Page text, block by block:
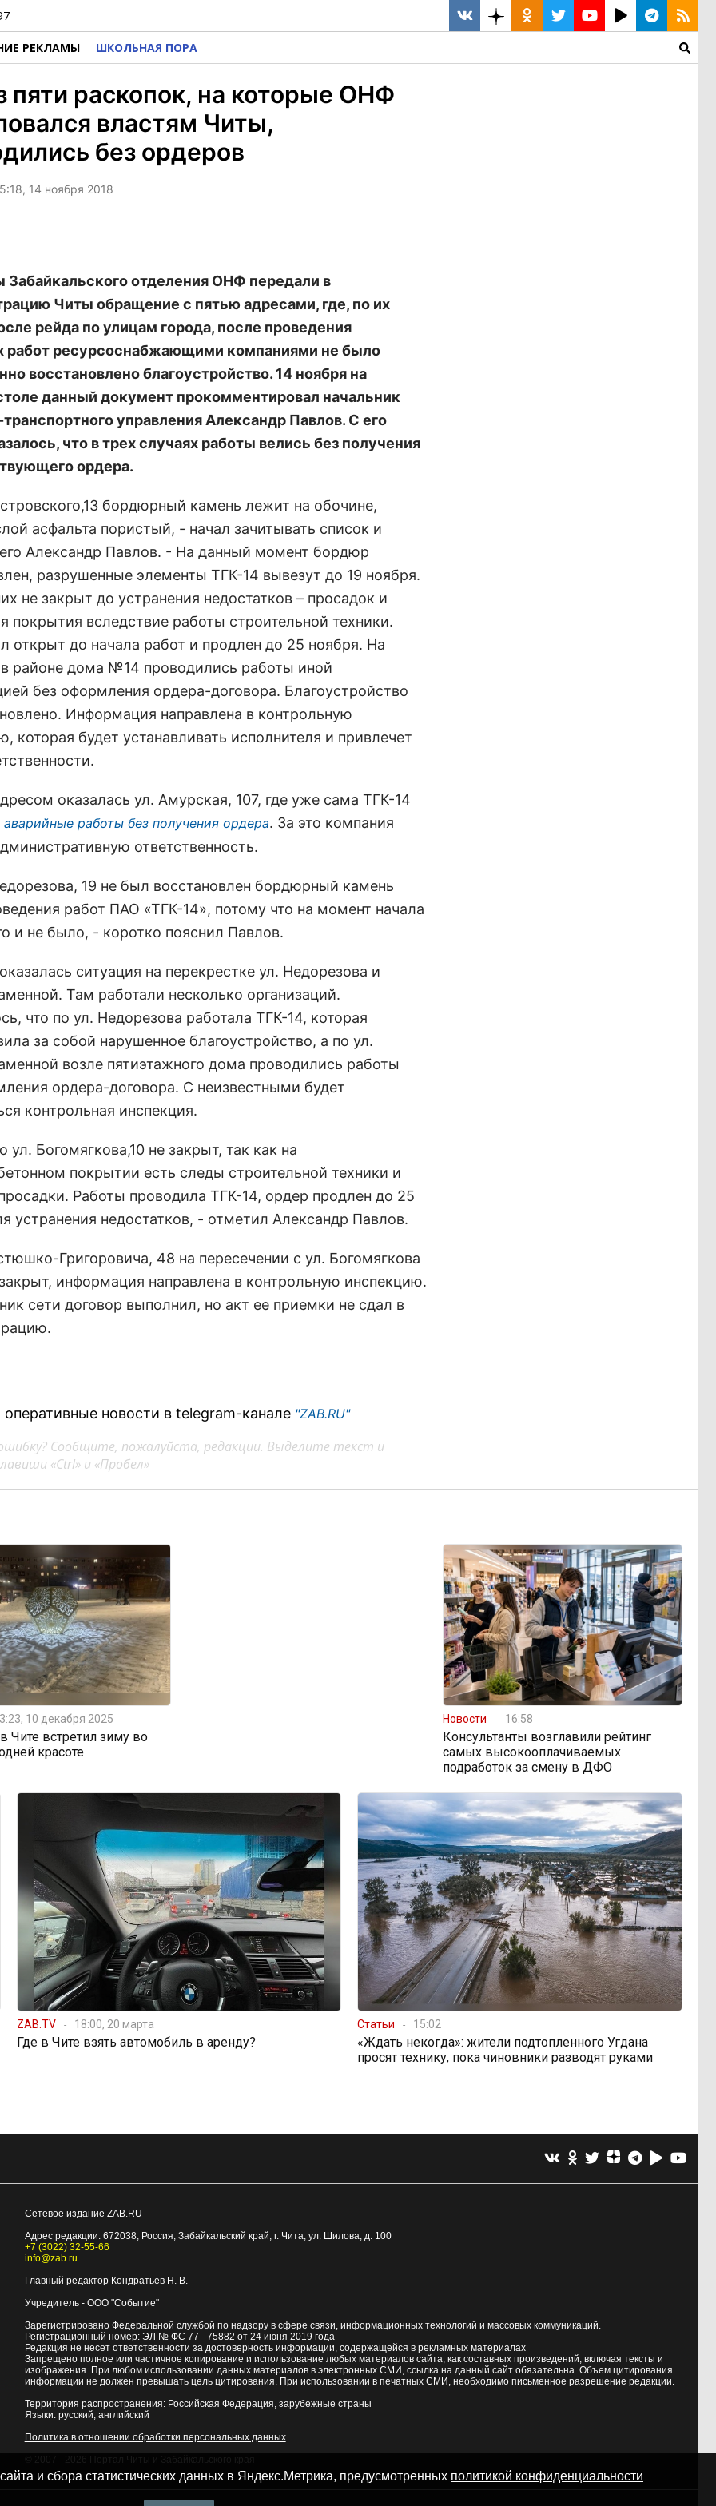
РЕКЛАМЫ ШКОЛЬНАЯ ПОРА
пяти раскопок, на которые ОНФ
властям Читы,
без ордеров
14 ноября 2018
Забайкальского отделения ОНФ передали в
Читы обращение с пятью адресами, где, по их
рейда по улицам города, после проведения
работ ресурсоснабжающими компаниями не было
восстановлено благоустройство. 14 ноября на
данный документ прокомментировал начальник
управления Александр Павлов. С его
что в трех случаях работы велись без получения
ордера.
бордюрный камень лежит на обочине,
асфальта пористый, - начал зачитывать список и
его Александр Павлов. - На данный момент бордюр
разрушенные элементы ТГК-14 вывезут до 19 ноября.
не закрыт до устранения недостатков – просадок и
покрытия вследствие работы строительной техники.
открыт до начала работ и продлен до 25 ноября. На
в районе дома №14 проводились работы иной
без оформления ордера-договора. Благоустройство
Информация направлена в контрольную
которая будет устанавливать исполнителя и привлечет
оказалась ул. Амурская, 107, где уже сама ТГК-14
работы без получения ордера. За это компания
ответственность.
19 не был восстановлен бордюрный камень
работ ПАО «ТГК-14», потому что на момент начала
и не было, - коротко пояснил Павлов.
ситуация на перекрестке ул. Недорезова и
Там работали несколько организаций.
что по ул. Недорезова работала ТГК-14, которая
за собой нарушенное благоустройство, а по ул.
возле пятиэтажного дома проводились работы
ордера-договора. С неизвестными будет
контрольная инспекция.
ул. Богомягкова,10 не закрыт, так как на
покрытии есть следы строительной техники и
Работы проводила ТГК-14, ордер продлен до 25
устранения недостатков, - отметил Александр Павлов.
Григоровича, 48 на пересечении с ул. Богомягкова
информация направлена в контрольную инспекцию.
сети договор выполнил, но акт ее приемки не сдал в
новости в telegram-канале "ZAB.RU"
Сообщите, пожалуйста, редакции. Выделите текст и
«Ctrl» и «Пробел»
10 декабря 2025
встретил зиму во
красоте
Новости 16:58
Консультанты возглавили рейтинг
самых высокооплачиваемых
подработок за смену в ДФО
ZAB.TV 18:00, 20 марта
Где в Чите взять автомобиль в аренду?
Статьи 15:02
«Ждать некогда»: жители подтопленного Угдана
просят технику, пока чиновники разводят руками
Сетевое издание ZAB.RU
Адрес редакции: 672038, Россия, Забайкальский край, г. Чита, ул. Шилова, д. 100
+7 (3022) 32-55-66
info@zab.ru
Главный редактор Кондратьев Н. В.
Учредитель - ООО "Событие"
Зарегистрировано Федеральной службой по надзору в сфере связи, информационных технологий и массовых коммуникаций.
Регистрационный номер: ЭЛ № ФС 77 - 75882 от 24 июня 2019 года
Редакция не несет ответственности за достоверность информации, содержащейся в рекламных материалах
Запрещено полное или частичное копирование и использование любых материалов сайта, как составных произведений, включая тексты и
изображения. При любом использовании данных материалов в электронных СМИ, ссылка на данный сайт обязательна. Объем цитирования
информации не должен превышать цель цитирования. При использовании в печатных СМИ, необходимо письменное разрешение редакции.
Территория распространения: Российская Федерация, зарубежные страны
Языки: русский, английский
Политика в отношении обработки персональных данных
и сбора статистических данных в Яндекс.Метрика, предусмотренных политикой конфиденциальности